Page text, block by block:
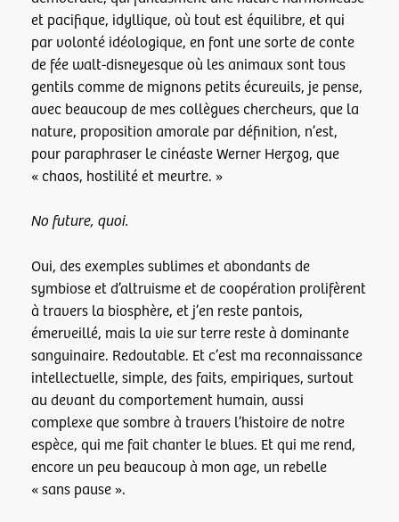
et pacifique, idyllique, où tout est équilibre, et qui
par volonté idéologique, en font une sorte de conte
de fée walt-disneyesque où les animaux sont tous
gentils comme de mignons petits écureuils, je pense,
avec beaucoup de mes collègues chercheurs, que la
nature, proposition amorale par définition, n’est,
pour paraphraser le cinéaste Werner Herzog, que
« chaos, hostilité et meurtre. »
No future, quoi.
Oui, des exemples sublimes et abondants de
symbiose et d’altruisme et de coopération prolifèrent
à travers la biosphère, et j’en reste pantois,
émerveillé, mais la vie sur terre reste à dominante
sanguinaire. Redoutable. Et c’est ma reconnaissance
intellectuelle, simple, des faits, empiriques, surtout
au devant du comportement humain, aussi
complexe que sombre à travers l’histoire de notre
espèce, qui me fait chanter le blues. Et qui me rend,
encore un peu beaucoup à mon age, un rebelle
« sans pause ».